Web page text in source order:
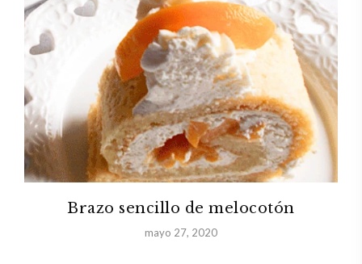
Brazo sencillo de melocotón
mayo 27, 2020